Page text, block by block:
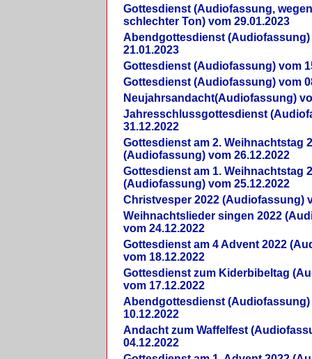
Gottesdienst (Audiofassung,
schlechter Ton) vom 29.01.2023
Abendgottesdienst (Audiofassung)
21.01.2023
Gottesdienst (Audiofassung) vom
Gottesdienst (Audiofassung) vom
Neujahrsandacht(Audiofassung)
Jahresschlussgottesdienst
31.12.2022
Gottesdienst am 2. Weihnachtstag
(Audiofassung) vom 26.12.2022
Gottesdienst am 1. Weihnachtstag
(Audiofassung) vom 25.12.2022
Christvesper 2022 (Audiofassung)
Weihnachtslieder singen 2022
vom 24.12.2022
Gottesdienst am 4 Advent 2022
vom 18.12.2022
Gottesdienst zum Kiderbibeltag
vom 17.12.2022
Abendgottesdienst (Audiofassung)
10.12.2022
Andacht zum Waffelfest
04.12.2022